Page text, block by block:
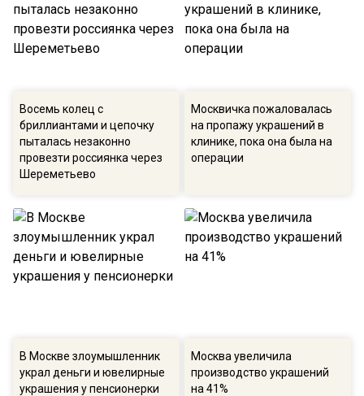
Восемь колец с
бриллиантами и цепочку
пыталась незаконно
провезти россиянка через
Шереметьево
Москвичка пожаловалась
на пропажу украшений в
клинике, пока она была на
операции
В Москве злоумышленник
украл деньги и ювелирные
украшения у пенсионерки
Москва увеличила
производство украшений
на 41%